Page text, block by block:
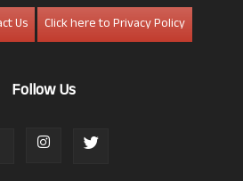
Us
Click here to Privacy Policy
Follow Us